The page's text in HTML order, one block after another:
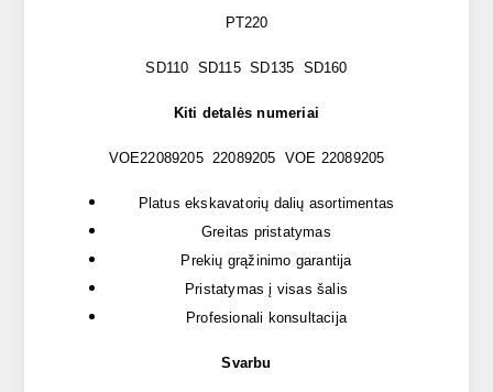
PT220
SD110 SD115 SD135 SD160
Kiti detalės numeriai
VOE22089205 22089205 VOE 22089205
Platus ekskavatorių dalių asortimentas
Greitas pristatymas
Prekių grąžinimo garantija
Pristatymas į visas šalis
Profesionali konsultacija
Svarbu